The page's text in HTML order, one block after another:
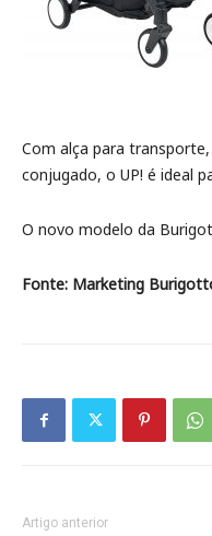
Com alça para
conjugado, o UP! é ideal
O novo modelo da
Fonte: Marketing
Artigo anterior